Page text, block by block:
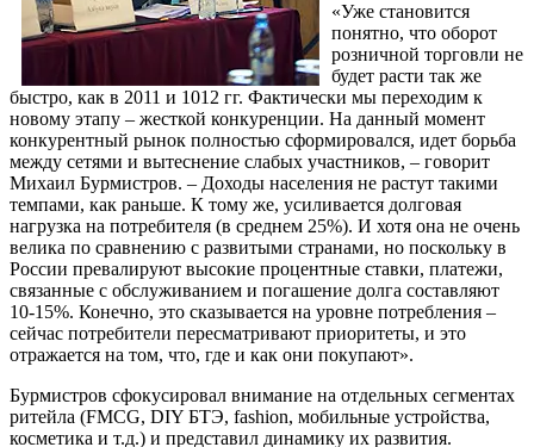
«Уже становится
понятно, что оборот
розничной торговли не
будет расти так же
быстро, как в 2011 и 1012 гг. Фактически мы переходим к
новому этапу – жесткой конкуренции. На данный момент
конкурентный рынок полностью сформировался, идет борьба
между сетями и вытеснение слабых участников, – говорит
Михаил Бурмистров. – Доходы населения не растут такими
темпами, как раньше. К тому же, усиливается долговая
нагрузка на потребителя (в среднем 25%). И хотя она не очень
велика по сравнению с развитыми странами, но поскольку в
России превалируют высокие процентные ставки, платежи,
связанные с обслуживанием и погашение долга составляют
10-15%. Конечно, это сказывается на уровне потребления –
сейчас потребители пересматривают приоритеты, и это
отражается на том, что, где и как они покупают».
Бурмистров сфокусировал внимание на отдельных сегментах
ритейла (FMСG, DIY БТЭ, fashion, мобильные устройства,
косметика и т.д.) и представил динамику их развития.